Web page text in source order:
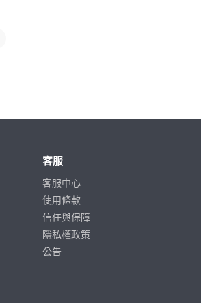
客服
客服中心
使用條款
信任與保障
隱私權政策
公告